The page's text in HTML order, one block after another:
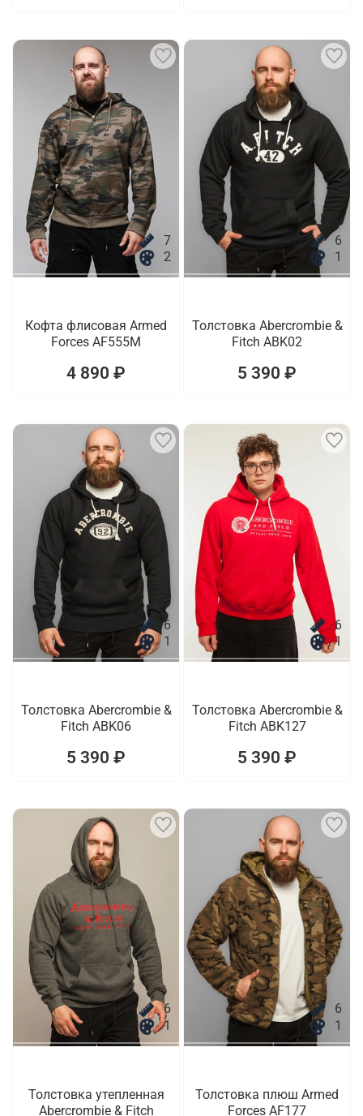
7
2
Кофта флисовая Armed
Forces AF555M
4 890 ₽
6
1
Толстовка Abercrombie &
Fitch ABK02
5 390 ₽
6
1
Толстовка Abercrombie &
Fitch ABK06
5 390 ₽
6
1
Толстовка Abercrombie &
Fitch ABK127
5 390 ₽
6
1
Толстовка утепленная
Abercrombie & Fitch
6
1
Толстовка плюш Armed
Forces AF177